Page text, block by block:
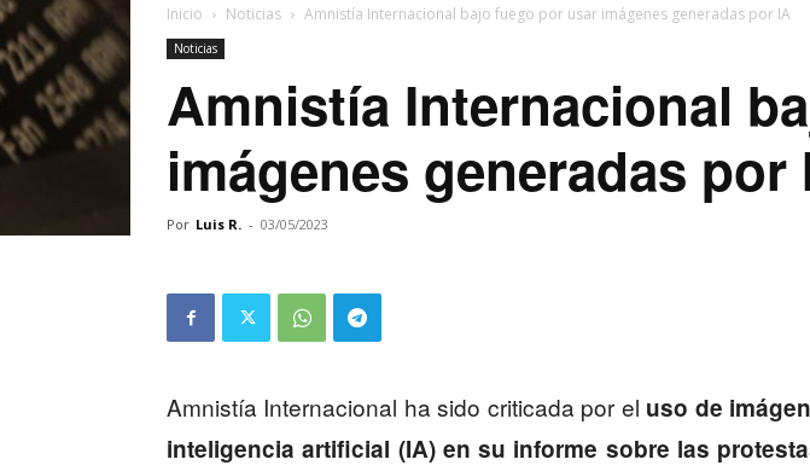
Inicio Noticias Amnistía Internacional bajo fuego por usar imágenes generadas por IA
Noticias
Amnistía Internacional
imágenes generadas por
Por Luis R. - 03/05/2023
Amnistía Internacional ha sido criticada por el uso de
inteligencia artificial (IA) en su informe sobre las